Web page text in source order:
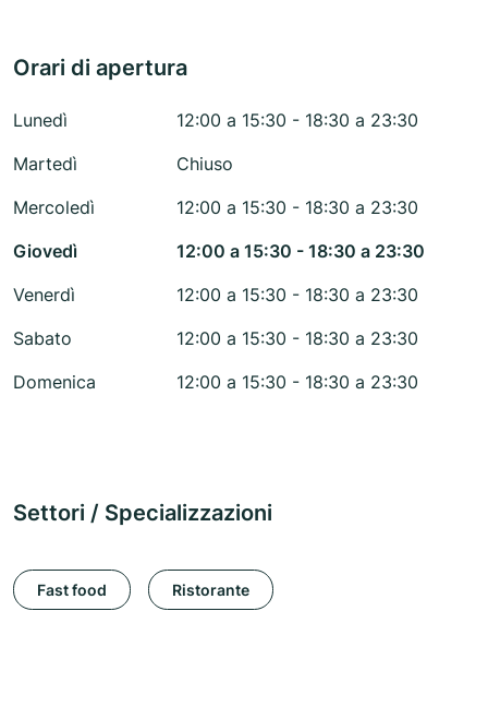
Orari di apertura
Lunedì
12:00 a 15:30 - 18:30 a 23:30
Martedì
Chiuso
Mercoledì
12:00 a 15:30 - 18:30 a 23:30
Giovedì
12:00 a 15:30 - 18:30 a 23:30
Venerdì
12:00 a 15:30 - 18:30 a 23:30
Sabato
12:00 a 15:30 - 18:30 a 23:30
Domenica
12:00 a 15:30 - 18:30 a 23:30
Settori / Specializzazioni
Fast food Ristorante